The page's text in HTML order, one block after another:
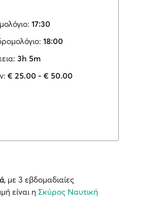
17:30
18:00
3h 5m
€ 25.00 - € 50.00
, με 3 εβδομαδιαίες
είναι η Σκύρος Ναυτική